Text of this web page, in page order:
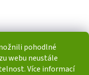
pohodlné
webu neustále
Více informací